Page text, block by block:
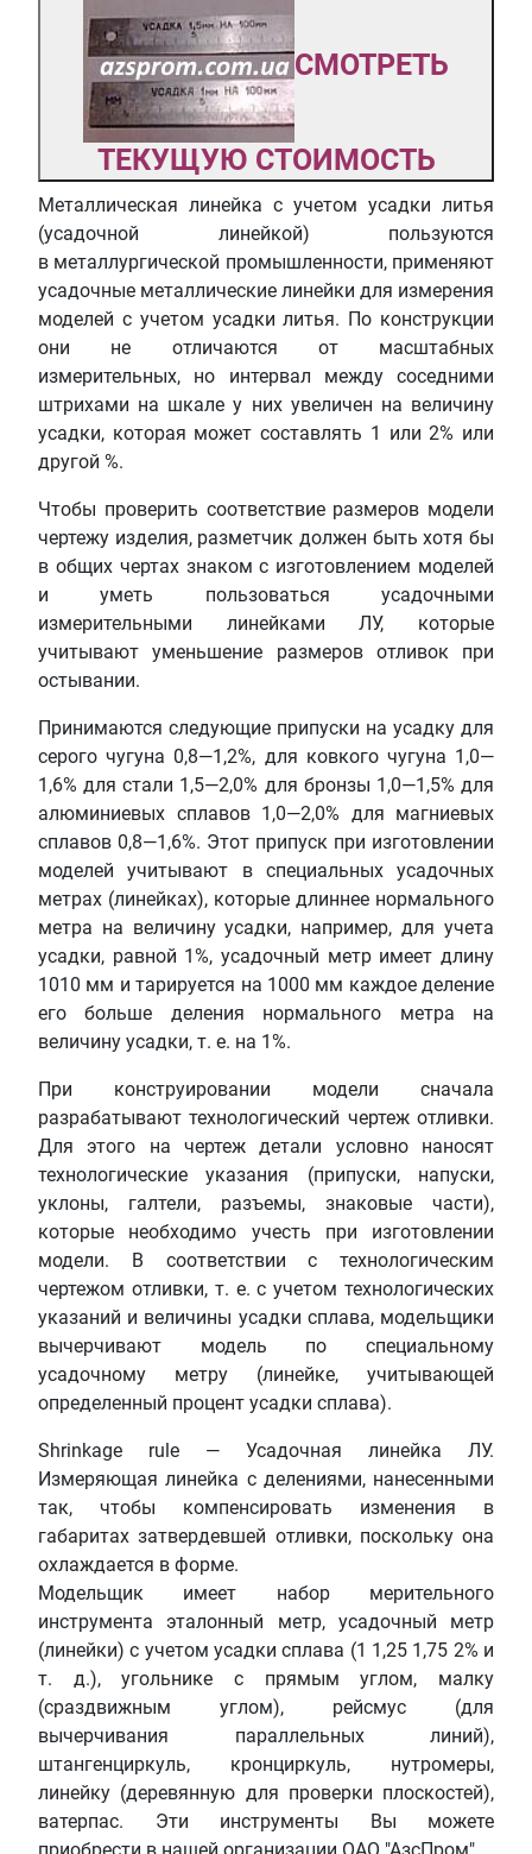
СМОТРЕТЬ
ТЕКУЩУЮ СТОИМОСТЬ
Металлическая линейка с учетом усадки литья
(усадочной линейкой) пользуются
в металлургической промышленности, применяют
усадочные металлические линейки для измерения
моделей с учетом усадки литья. По конструкции
они не отличаются от масштабных
измерительных, но интервал между соседними
штрихами на шкале у них увеличен на величину
усадки, которая может составлять 1 или 2% или
другой %.
Чтобы проверить соответствие размеров модели
чертежу изделия, разметчик должен быть хотя бы
в общих чертах знаком с изготовлением моделей
и уметь пользоваться усадочными
измерительными линейками ЛУ, которые
учитывают уменьшение размеров отливок при
остывании.
Принимаются следующие припуски на усадку для
серого чугуна 0,8—1,2%, для ковкого чугуна 1,0—
1,6% для стали 1,5—2,0% для бронзы 1,0—1,5% для
алюминиевых сплавов 1,0—2,0% для магниевых
сплавов 0,8—1,6%. Этот припуск при изготовлении
моделей учитывают в специальных усадочных
метрах (линейках), которые длиннее нормального
метра на величину усадки, например, для учета
усадки, равной 1%, усадочный метр имеет длину
1010 мм и тарируется на 1000 мм каждое деление
его больше деления нормального метра на
величину усадки, т. е. на 1%.
При конструировании модели сначала
разрабатывают технологический чертеж отливки.
Для этого на чертеж детали условно наносят
технологические указания (припуски, напуски,
уклоны, галтели, разъемы, знаковые части),
которые необходимо учесть при изготовлении
модели. В соответствии с технологическим
чертежом отливки, т. е. с учетом технологических
указаний и величины усадки сплава, модельщики
вычерчивают модель по специальному
усадочному метру (линейке, учитывающей
определенный процент усадки сплава).
Shrinkage rule — Усадочная линейка ЛУ.
Измеряющая линейка с делениями, нанесенными
так, чтобы компенсировать изменения в
габаритах затвердевшей отливки, поскольку она
охлаждается в форме.
Модельщик имеет набор мерительного
инструмента эталонный метр, усадочный метр
(линейки) с учетом усадки сплава (1 1,25 1,75 2% и
т. д.), угольнике с прямым углом, малку
(сраздвижным углом), рейсмус (для
вычерчивания параллельных линий),
штангенциркуль, кронциркуль, нутромеры,
линейку (деревянную для проверки плоскостей),
ватерпас. Эти инструменты Вы можете